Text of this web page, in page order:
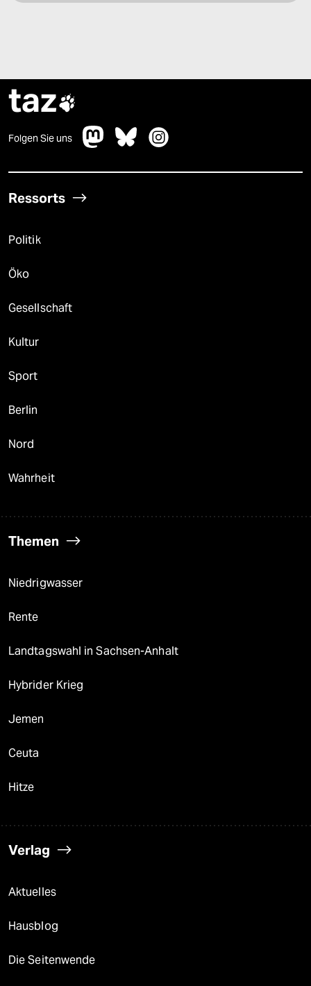
taz
Folgen Sie uns
Ressorts
Politik
Öko
Gesellschaft
Kultur
Sport
Berlin
Nord
Wahrheit
Themen
Niedrigwasser
Rente
Landtagswahl in Sachsen-Anhalt
Hybrider Krieg
Jemen
Ceuta
Hitze
Verlag
Aktuelles
Hausblog
Die Seitenwende